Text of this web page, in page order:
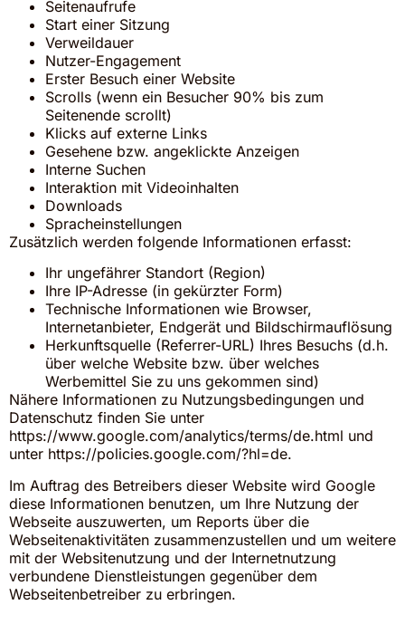
Seitenaufrufe
Start einer Sitzung
Verweildauer
Nutzer-Engagement
Erster Besuch einer Website
Scrolls (wenn ein Besucher 90% bis zum
Seitenende scrollt)
Klicks auf externe Links
Gesehene bzw. angeklickte Anzeigen
Interne Suchen
Interaktion mit Videoinhalten
Downloads
Spracheinstellungen
Zusätzlich werden folgende Informationen erfasst:
Ihr ungefährer Standort (Region)
Ihre IP-Adresse (in gekürzter Form)
Technische Informationen wie Browser,
Internetanbieter, Endgerät und Bildschirmauflösung
Herkunftsquelle (Referrer-URL) Ihres Besuchs (d.h.
über welche Website bzw. über welches
Werbemittel Sie zu uns gekommen sind)
Nähere Informationen zu Nutzungsbedingungen und
Datenschutz finden Sie unter
https://www.google.com/analytics/terms/de.html und
unter https://policies.google.com/?hl=de.
Im Auftrag des Betreibers dieser Website wird Google
diese Informationen benutzen, um Ihre Nutzung der
Webseite auszuwerten, um Reports über die
Webseitenaktivitäten zusammenzustellen und um weitere
mit der Websitenutzung und der Internetnutzung
verbundene Dienstleistungen gegenüber dem
Webseitenbetreiber zu erbringen.